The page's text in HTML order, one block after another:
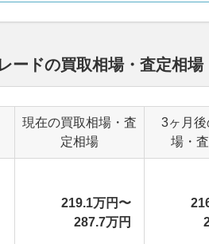
ードの買取相場・査定相場
現在の買取相場・査
定相場
3ヶ月
場・
219.1万円〜
287.7万円